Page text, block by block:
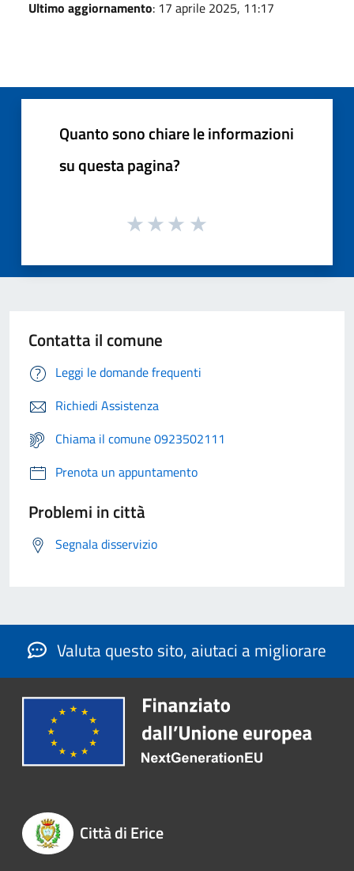
Ultimo aggiornamento: 17 aprile 2025, 11:17
Quanto sono chiare le informazioni
su questa pagina?
Contatta il comune
Leggi le domande frequenti
Richiedi Assistenza
Chiama il comune 0923502111
Prenota un appuntamento
Problemi in città
Segnala disservizio
Valuta questo sito, aiutaci a migliorare
Città di Erice